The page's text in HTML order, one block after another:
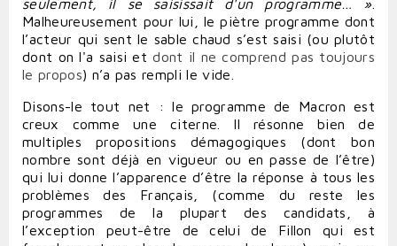
seulement, il se saisissait d'un programme… ».
Malheureusement pour lui, le piètre programme dont
l’acteur qui sent le sable chaud s’est saisi (ou plutôt
dont on l'a saisi etdont il ne comprend pas toujours
le propos) n’a pas rempli le vide.
Disons-le tout net : le programme de Macron est
creux comme une citerne. Il résonne bien de
multiples propositions démagogiques (dont bon
nombre sont déjà en vigueur ou en passe de l’être)
qui lui donne l’apparence d’être la réponse à tous les
problèmes des Français, (comme du reste les
programmes de la plupart des candidats, à
l’exception peut-être de celui de Fillon qui est